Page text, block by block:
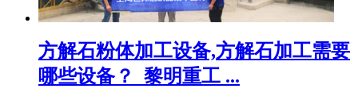
方解石粉体加工设备,方解石加工需要
哪些设备？_黎明重工 ...